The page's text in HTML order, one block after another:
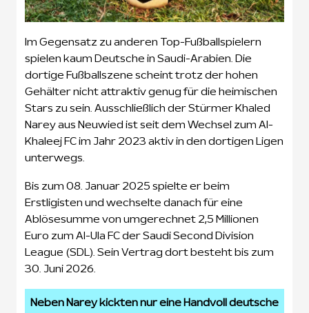
Im Gegensatz zu anderen Top-Fußballspielern
spielen kaum Deutsche in Saudi-Arabien. Die
dortige Fußballszene scheint trotz der hohen
Gehälter nicht attraktiv genug für die heimischen
Stars zu sein. Ausschließlich der Stürmer Khaled
Narey aus Neuwied ist seit dem Wechsel zum Al-
Khaleej FC im Jahr 2023 aktiv in den dortigen Ligen
unterwegs.
Bis zum 08. Januar 2025 spielte er beim
Erstligisten und wechselte danach für eine
Ablösesumme von umgerechnet 2,5 Millionen
Euro zum Al-Ula FC der Saudi Second Division
League (SDL). Sein Vertrag dort besteht bis zum
30. Juni 2026.
Neben Narey kickten nur eine Handvoll deutsche